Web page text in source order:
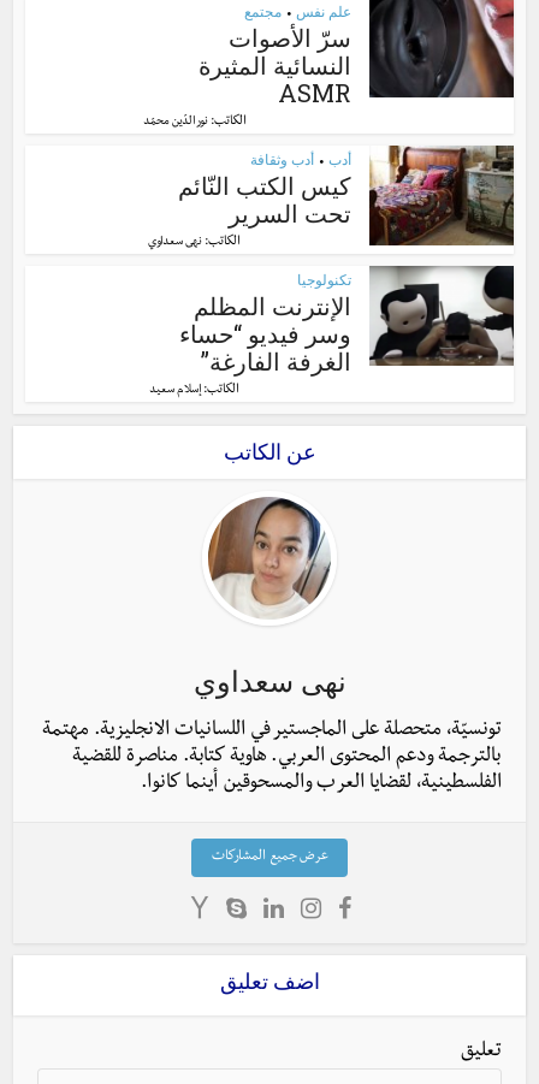
علم نفس • مجتمع
سرّ الأصوات
النسائية المثيرة
ASMR
الكاتب:نور الدّين محمّد
أدب • أدب وثقافة
كيس الكتب النّائم
تحت السرير
الكاتب: نهى سعداوي
تكنولوجيا
الإنترنت المظلم
وسر فيديو “حساء
الغرفة الفارغة”
الكاتب: إسلام سعيد
عن الكاتب
نهى سعداوي
تونسيّة، متحصلة على الماجستير في اللسانيات الانجليزية. مهتمة
بالترجمة ودعم المحتوى العربي. هاوية كتابة. مناصرة للقضية
الفلسطينية، لقضايا العرب والمسحوقين أينما كانوا.
عرض جميع المشاركات
اضف تعليق
تعليق